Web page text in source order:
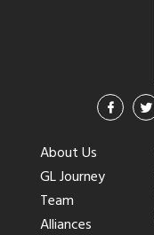
About Us
GL Journey
Team
Alliances